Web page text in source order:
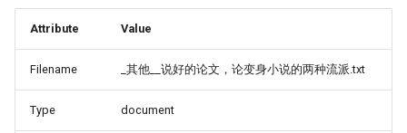
Attribute Value
Filename _其他__说好的论文，论变身小说的两种流派.txt
Type document